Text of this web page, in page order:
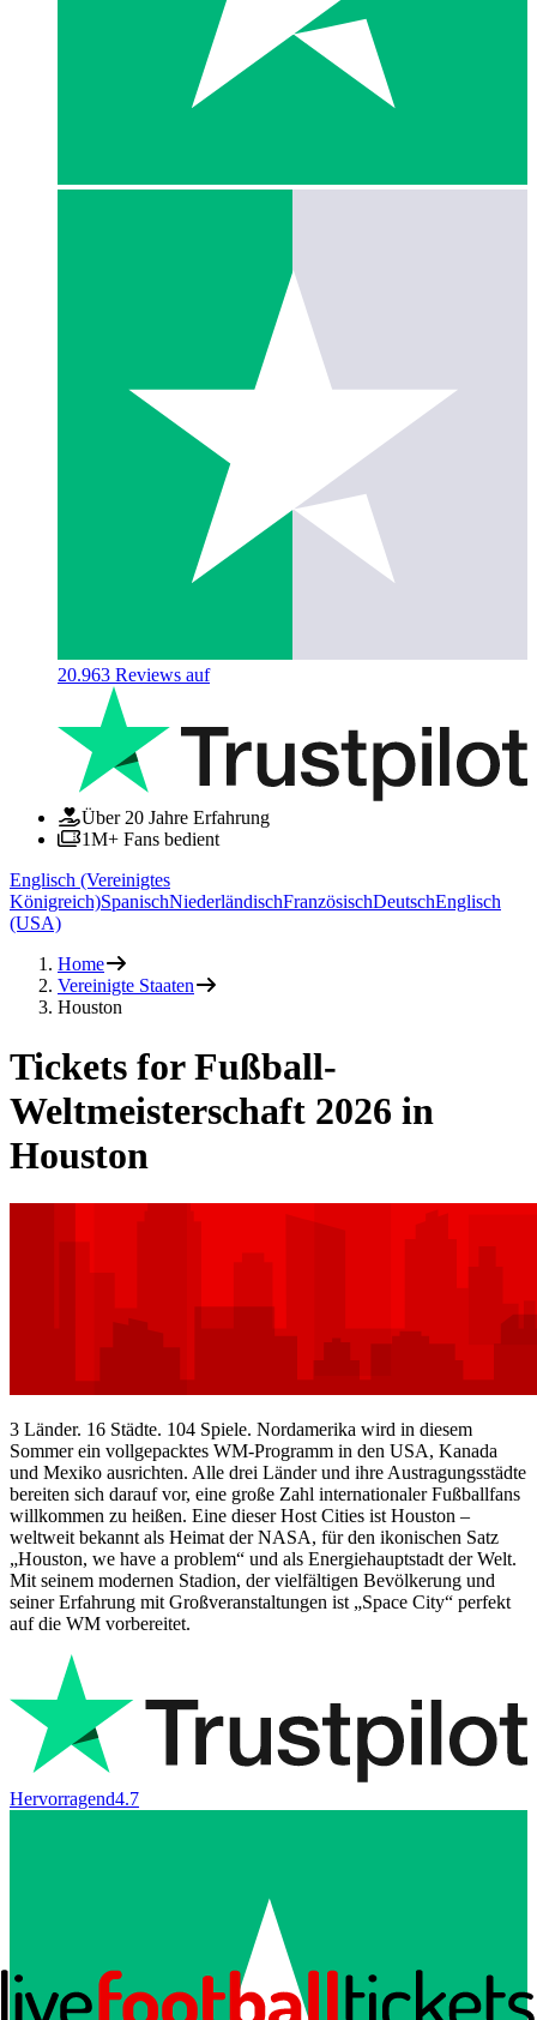
20.963 Reviews auf
Über 20 Jahre Erfahrung
1M+ Fans bedient
Englisch (Vereinigtes
Königreich)SpanischNiederländischFranzösischDeutschEnglisch
(USA)
Home
Vereinigte Staaten
Houston
Tickets for Fußball-
Weltmeisterschaft 2026 in
Houston
3 Länder. 16 Städte. 104 Spiele. Nordamerika wird in diesem
Sommer ein vollgepacktes WM-Programm in den USA, Kanada
und Mexiko ausrichten. Alle drei Länder und ihre Austragungsstädte
bereiten sich darauf vor, eine große Zahl internationaler Fußballfans
willkommen zu heißen. Eine dieser Host Cities ist Houston –
weltweit bekannt als Heimat der NASA, für den ikonischen Satz
„Houston, we have a problem“ und als Energiehauptstadt der Welt.
Mit seinem modernen Stadion, der vielfältigen Bevölkerung und
seiner Erfahrung mit Großveranstaltungen ist „Space City“ perfekt
auf die WM vorbereitet.
Hervorragend4.7